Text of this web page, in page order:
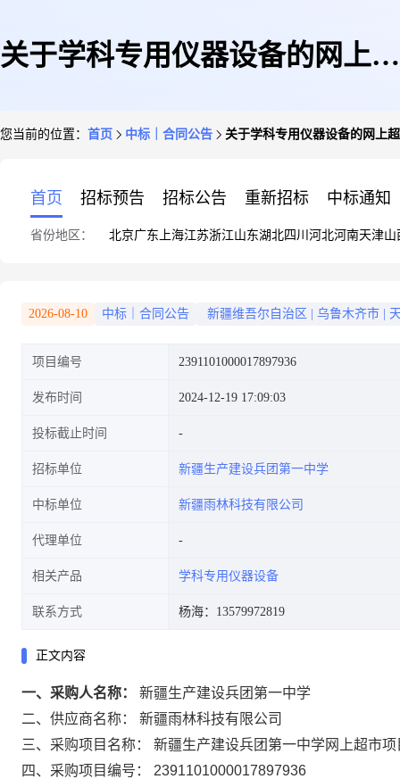
关于学科专用仪器设备的网上超
您当前的位置： 首页 中标｜合同公告 关于学科专用仪器设备的网上
首页 招标预告 招标公告 重新招标 中标通知
省份地区： 北京广东 上海江苏浙江山东湖北四川 河北河南天津山
2026-08-10 中标｜合同公告 新疆维吾尔自治区 乌鲁木齐市
项目编号 2391101000017897936
发布时间 2024-12-19 17:09:03
投标截止时间
招标单位 新疆生产建设兵团第一中学
中标单位 新疆雨林科技有限公司
代理单位
相关产品 学科专用仪器设备
联系方式 杨海：13579972819
正文内容
一、采购人名称：
新疆生产建设兵团第一中学
二、供应商名称：
新疆雨林科技有限公司
三、采购项目名称：
新疆生产建设兵团第一中学网上超市项
四、采购项目编号：
2391101000017897936